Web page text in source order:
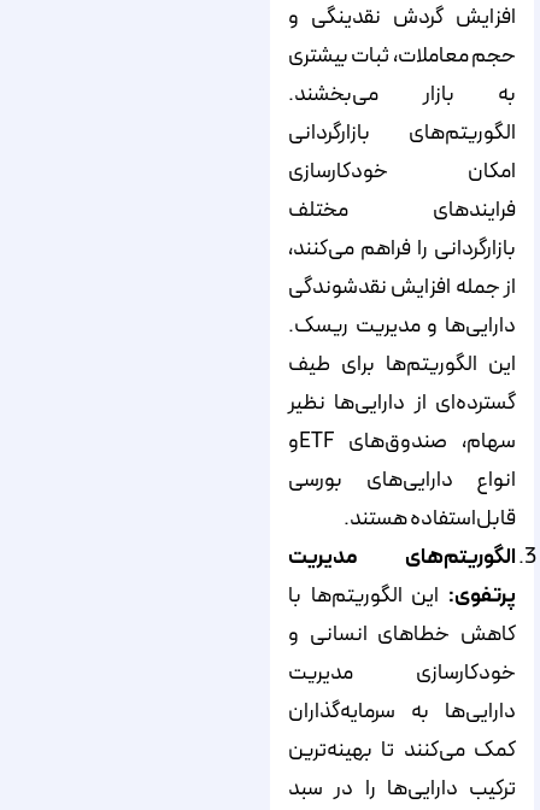
افزایش گردش نقدینگی و
حجم معاملات، ثبات بیشتری
به بازار می‌بخشند.
الگوریتم‌های بازارگردانی
امکان خودکارسازی
فرایندهای مختلف
بازارگردانی را فراهم می‌کنند،
از جمله افزایش نقدشوندگی
دارایی‌ها و مدیریت ریسک.
این الگوریتم‌ها برای طیف
گسترده‌ای از دارایی‌ها نظیر
سهام، صندوق‌های ETFو
انواع دارایی‌های بورسی
قابل‌استفاده هستند.
الگوریتم‌های مدیریت
پرتفوی: این الگوریتم‌ها با
کاهش خطاهای انسانی و
خودکارسازی مدیریت
دارایی‌ها به سرمایه‌گذاران
کمک می‌کنند تا بهینه‌ترین
ترکیب دارایی‌ها را در سبد